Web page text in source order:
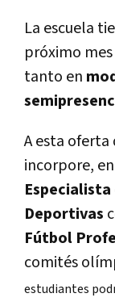
La escuela
próximo
tanto en
A esta oferta
incorpore,
Deportivas
Fútbol
comités
estudiantes